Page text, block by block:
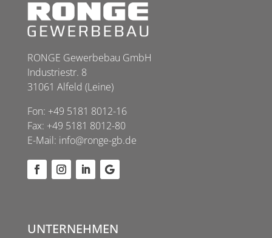
RONGE Gewerbebau GmbH
Industriestr. 8
31061 Alfeld (Leine)
Fon: +49 5181 8012-16
Fax: +49 5181 8012-80
E-Mail: info@ronge-gb.de
UNTERNEHMEN